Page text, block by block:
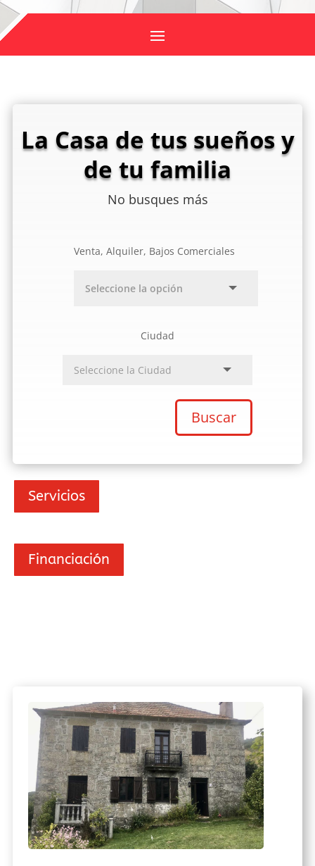
La Casa de tus sueños y
de tu familia
No busques más
Venta, Alquiler, Bajos Comerciales
Ciudad
Buscar
Servicios
Financiación